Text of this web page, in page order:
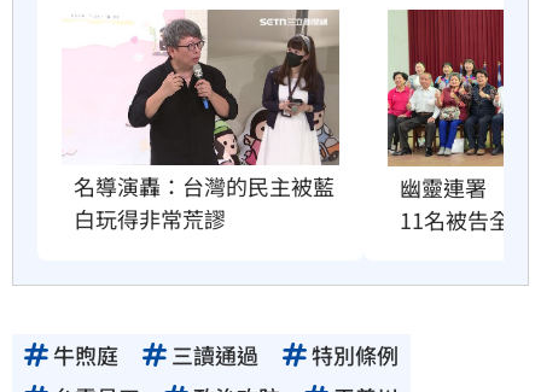
名導演轟：台灣的民主被藍
白玩得非常荒謬
幽靈連署　國
11名被告全緩
牛煦庭 三讀通過
特別條例